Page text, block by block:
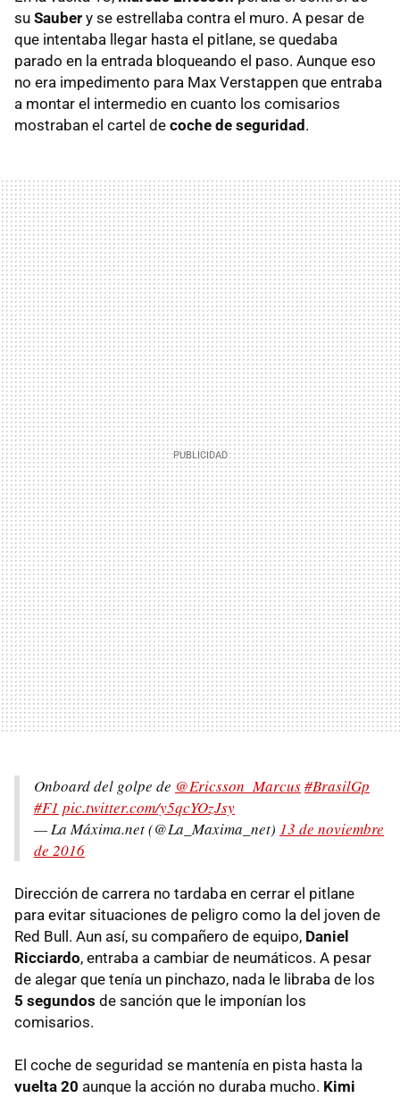
su Sauber y se estrellaba contra el muro. A pesar de
que intentaba llegar hasta el pitlane, se quedaba
parado en la entrada bloqueando el paso. Aunque eso
no era impedimento para Max Verstappen que entraba
a montar el intermedio en cuanto los comisarios
mostraban el cartel de coche de seguridad .
Onboard del golpe de @Ericsson_Marcus#BrasilGp
#F1 pic.twitter.com/y5qcYOzJsy
— La Máxima.net (@La_Maxima_net) 13 de noviembre
de 2016
Dirección de carrera no tardaba en cerrar el pitlane
para evitar situaciones de peligro como la del joven de
Red Bull. Aun así, su compañero de equipo, Daniel
Ricciardo, entraba a cambiar de neumáticos. A pesar
de alegar que tenía un pinchazo, nada le libraba de los
5 segundos de sanción que le imponían los
comisarios.
El coche de seguridad se mantenía en pista hasta la
vuelta 20 aunque la acción no duraba mucho. Kimi